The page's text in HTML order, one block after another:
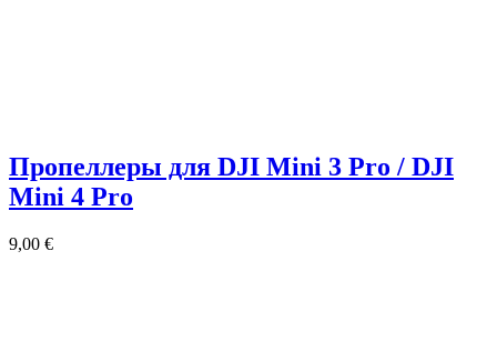
Пропеллеры для DJI Mini 3 Pro / DJI
Mini 4 Pro
9,00 €